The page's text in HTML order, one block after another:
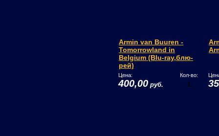
Armin van Buuren -
Tomorrowland in
Belgium (Blu-ray,блю-
рей)
Цена:
400,00 руб.
Кол-во: